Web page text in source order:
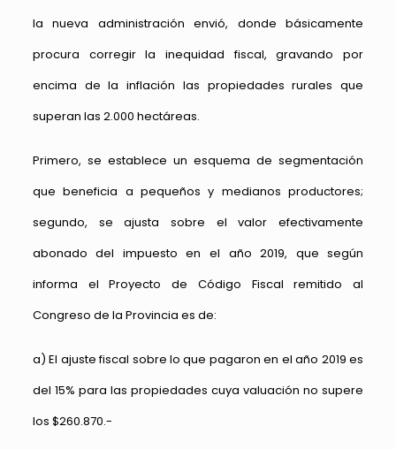
la nueva administración envió, donde básicamente
procura corregir la inequidad fiscal, gravando por
encima de la inflación las propiedades rurales que
superan las 2.000 hectáreas.
Primero, se establece un esquema de segmentación
que beneficia a pequeños y medianos productores;
segundo, se ajusta sobre el valor efectivamente
abonado del impuesto en el año 2019, que según
informa el Proyecto de Código Fiscal remitido al
Congreso de la Provincia es de:
a) El ajuste fiscal sobre lo que pagaron en el año 2019 es
del 15% para las propiedades cuya valuación no supere
los $260.870.-